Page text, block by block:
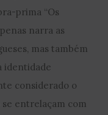
prima “Os
narra as
mas também
identidade
considerado o
se entrelaçam com